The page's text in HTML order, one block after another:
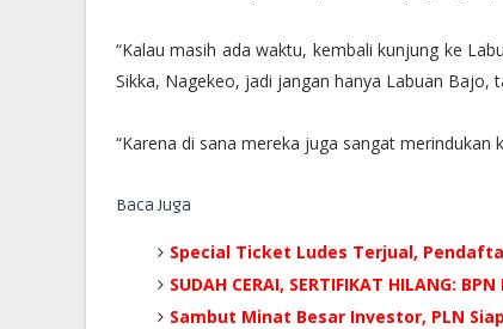
“Kalau masih ada waktu, kembali kunjung ke
Sikka, Nagekeo, jadi jangan hanya Labuan Bajo,
“Karena di sana mereka juga sangat merindukan
Baca Juga
Special Ticket Ludes Terjual,
SUDAH CERAI, SERTIFIKAT HILANG:
Sambut Minat Besar Investor, PLN